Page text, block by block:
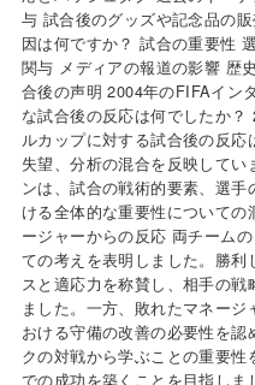
与 試合後のグッズや記念品の
因は何ですか？ 試合の重要性
関与 メディアの報道の影響 歴
合後の声明 2004年のFIFAイン
な試合後の反応は何でしたか
ルカップに対する試合後の反応
失望、分析の混合を反映して
ンは、試合の戦術的要素、選
ける全体的な重要性について
ージャーからの反応 両チーム
ての考えを表明しました。勝
スと適応力を称賛し、相手の
ました。一方、敗れたマネー
おける守備の改善の必要性を
クの対戦から学ぶことの重要
での成功を築くことを目指し